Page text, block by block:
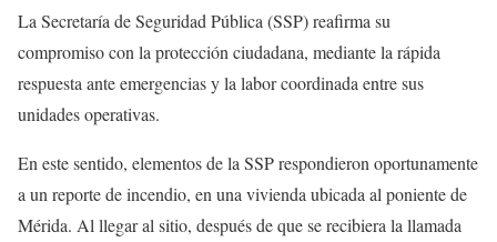
La Secretaría de Seguridad Pública (SSP) reafirma su
compromiso con la protección ciudadana, mediante la rápida
respuesta ante emergencias y la labor coordinada entre sus
unidades operativas.
En este sentido, elementos de la SSP respondieron oportunamente
a un reporte de incendio, en una vivienda ubicada al poniente de
Mérida. Al llegar al sitio, después de que se recibiera la llamada